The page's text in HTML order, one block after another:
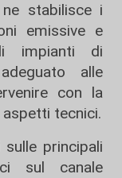
stabilisce i
emissive e
impianti di
alle
con la
tecnici.
sulle principali
sul canale